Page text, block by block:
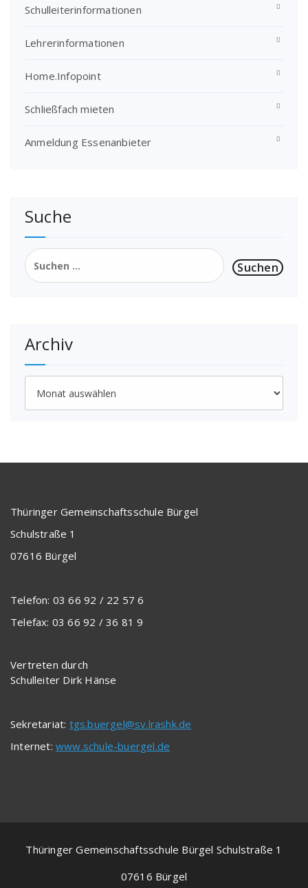
Schulleiterinformationen
Lehrerinformationen
Home.Infopoint
Schließfach mieten
Anmeldung Essenanbieter
Suche
Suchen
nach:
Archiv
Thüringer Gemeinschaftsschule Bürgel
Schulstraße 1
07616 Bürgel
Telefon: 03 66 92 / 22 57 6
Telefax: 03 66 92 / 36 81 9
Vertreten durch
Schulleiter Dirk Hänse
Sekretariat: tgs.buergel@sv.lrashk.de
Internet: www.schule-buergel.de
Thüringer Gemeinschaftsschule Bürgel Schulstraße 1
07616 Bürgel